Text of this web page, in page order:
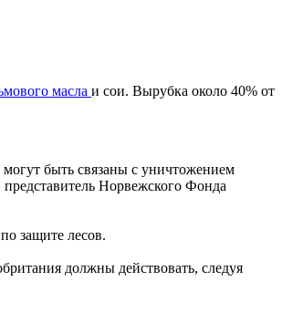
масла и сои. Вырубка около 40% от
могут быть связаны с уничтожением
Норвежского Фонда
защите лесов.
должны действовать, следуя